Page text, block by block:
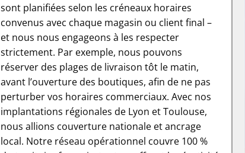
sont planifiées selon les créneaux horaires
convenus avec chaque magasin ou client final –
et nous nous engageons à les respecter
strictement. Par exemple, nous pouvons
réserver des plages de livraison tôt le matin,
avant l’ouverture des boutiques, afin de ne pas
perturber vos horaires commerciaux. Avec nos
implantations régionales de Lyon et Toulouse,
nous allions couverture nationale et ancrage
local. Notre réseau opérationnel couvre 100 %